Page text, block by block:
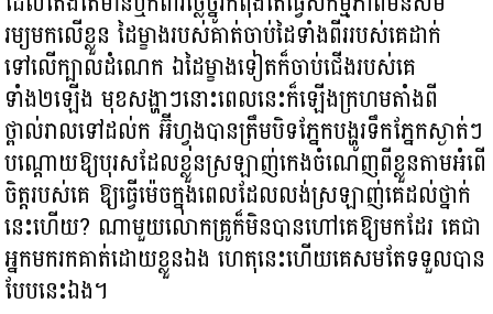
រម្យមកលើខ្លួន ដៃម្ខាងរបស់គាត់ចាប់ដៃទាំងពីររបស់គេដាក់
ទៅលើក្បាលដំណេក ឯដៃម្ខាងទៀតក៏ចាប់ជើងរបស់គេ
ទាំង២ឡើង មុខសង្ហាៗនោះពេលនេះក៏ឡើងក្រហមតាំងពី
ថ្ពាល់រាលទៅដល់ក អ៊ីហ្វុងបានត្រឹមបិទភ្នែកបង្ហូរទឹកភ្នែកស្ងាត់ៗ
បណ្ដោយឱ្យបុរសដែលខ្លួនស្រឡាញ់កេងចំណេញពីខ្លួនតាមអំពើ
ចិត្តរបស់គេ ឱ្យធ្វើម៉េចក្នុងពេលដែលលង់ស្រឡាញ់គេដល់ថ្នាក់
នេះហើយ? ណាមួយលោកគ្រូក៏មិនបានហៅគេឱ្យមកដែរ គេជា
អ្នកមករកគាត់ដោយខ្លួនឯង ហេតុនេះហើយគេសមតែទទួលបាន
បែបនេះឯង។